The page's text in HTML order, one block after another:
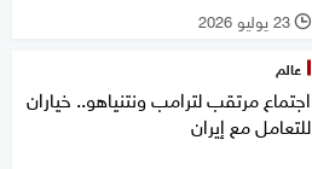
l 23 يوليو 2026
عالم
اجتماع مرتقب لترامب ونتنياهو.. خياران
للتعامل مع إيران